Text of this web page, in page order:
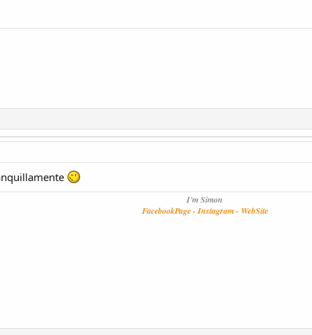
I'm Simon
FacebookPage-Instagram - WebSite